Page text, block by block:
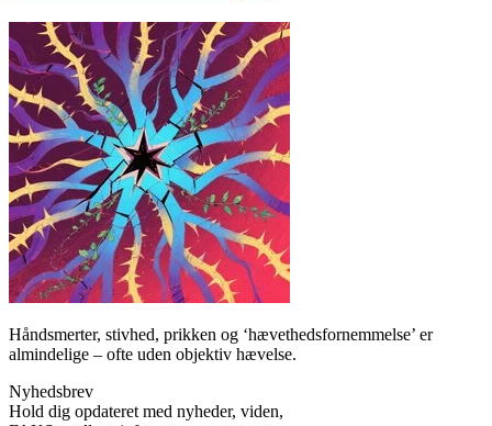
Håndsmerter, stivhed, prikken og ‘hævethedsfornemmelse’ er
almindelige – ofte uden objektiv hævelse.
Nyhedsbrev
Hold dig opdateret med nyheder, viden,